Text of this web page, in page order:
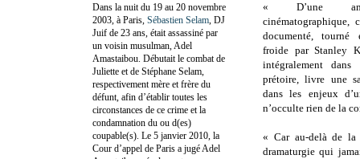
« D’une
cinématographique,
documenté, tourné
froide par Stanley
intégralement
prétoire, livre une
dans les enjeux
n’occulte rien de la
« Car au-delà de la
dramaturgie qui
Dans la nuit du 19 au 20 novembre
2003, à Paris, Sébastien Selam , DJ
Juif de 23 ans, était assassiné par
un voisin musulman, Adel
Amastaibou. Débutait le combat de
Juliette et de Stéphane Selam,
respectivement mère et frère du
défunt, afin d’établir toutes les
circonstances de ce crime et la
condamnation du ou d(es)
coupable(s). Le 5 janvier 2010, la
Cour d’appel de Paris a jugé Adel